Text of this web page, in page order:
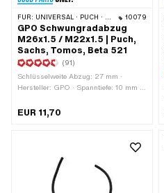
FÜR: UNIVERSAL · PUCH · SACHS · PONY / CILO (BETA 521 & 512) · ZÜNDAPP BELMONDO · TOMOS · DKW · HERCULES · KREIDLER · ZÜNDAPP · KTM · RIXE 10079
GPO Schwungradabzug
M26x1.5 / M22x1.5 | Puch,
Sachs, Tomos, Beta 521
(91)
Schlüsselweite Abzug: 27 mm ·
Hersteller: GPO · Spanntiefe: 10 mm ·
Stahl · Oberfläche: geschwärzt ·
(Feingewinde) · Gesamtlänge: 55 mm
· Gesamtlänge: 75 mm ·
Schlüsselweite Schraube: 19 mm ·
Festigkeitsklasse: 8.8 ·
Anwendungsbereich: (De-)
EUR 11,70